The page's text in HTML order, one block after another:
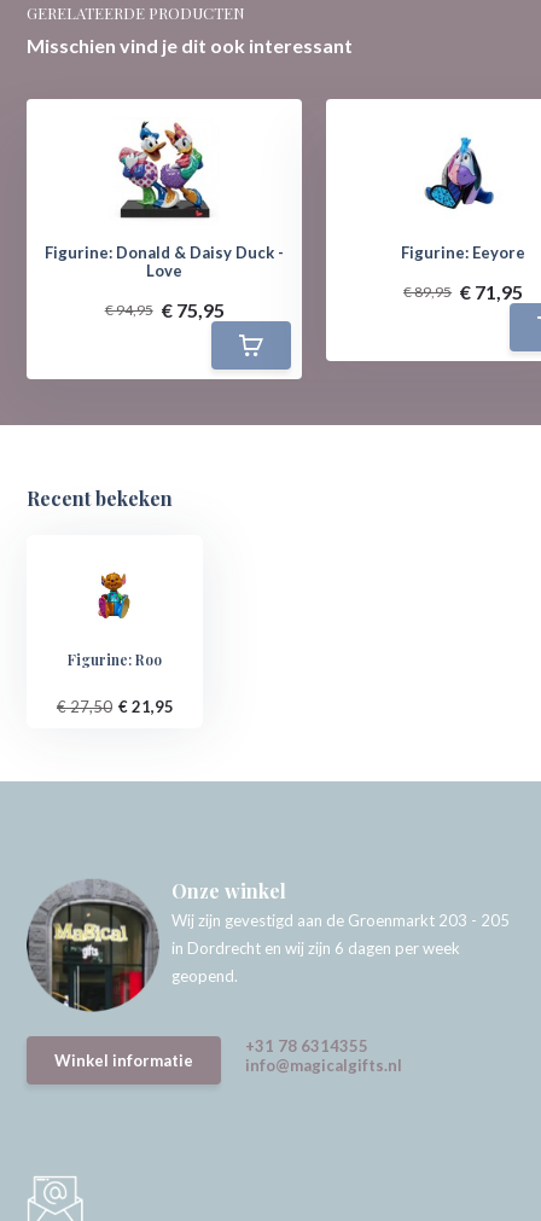
GERELATEERDE PRODUCTEN
Misschien vind je dit ook interessant
Figurine: Donald & Daisy Duck -
Love
€ 94,95 € 75,95
Figurine: Eeyore
€ 89,95 € 71,95
Recent bekeken
Figurine: Roo
€ 27,50 € 21,95
Onze winkel
Wij zijn gevestigd aan de Groenmarkt 203 - 205
in Dordrecht en wij zijn 6 dagen per week
geopend.
Winkel informatie
+31 78 6314355
info@magicalgifts.nl